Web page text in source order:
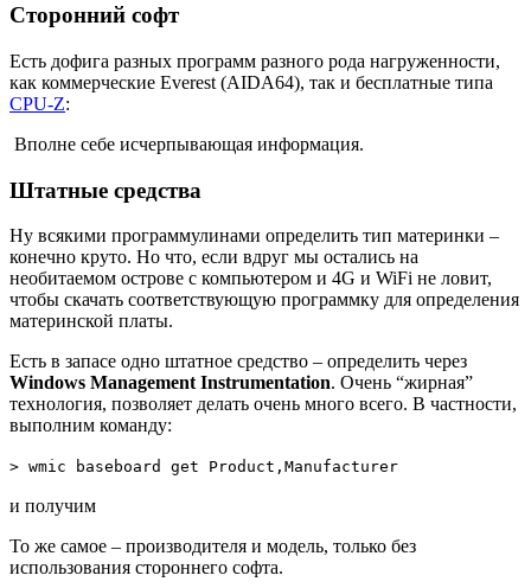
Сторонний софт
Есть дофига разных программ разного рода нагруженности,
как коммерческие Everest (AIDA64), так и бесплатные типа
CPU-Z:
Вполне себе исчерпывающая информация.
Штатные средства
Ну всякими программулинами определить тип материнки –
конечно круто. Но что, если вдруг мы остались на
необитаемом острове с компьютером и 4G и WiFi не ловит,
чтобы скачать соответствующую программку для определения
материнской платы.
Есть в запасе одно штатное средство – определить через
Windows Management Instrumentation. Очень “жирная”
технология, позволяет делать очень много всего. В частности,
выполним команду:
> wmic baseboard get Product,Manufacturer
и получим
То же самое – производителя и модель, только без
использования стороннего софта.